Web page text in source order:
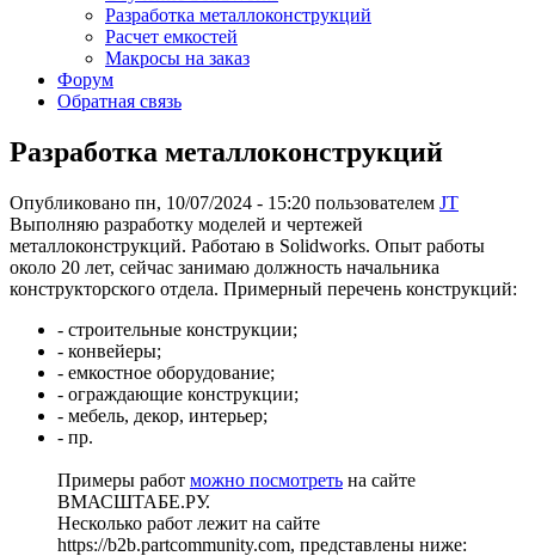
Разработка металлоконструкций
Расчет емкостей
Макросы на заказ
Форум
Обратная связь
Разработка металлоконструкций
Опубликовано пн, 10/07/2024 - 15:20 пользователем JT
Выполняю разработку моделей и чертежей
металлоконструкций. Работаю в Solidworks. Опыт работы
около 20 лет, сейчас занимаю должность начальника
конструкторского отдела. Примерный перечень конструкций:
- строительные конструкции;
- конвейеры;
- емкостное оборудование;
- ограждающие конструкции;
- мебель, декор, интерьер;
- пр.
Примеры работ можно посмотреть на сайте
ВМАСШТАБЕ.РУ.
Несколько работ лежит на сайте
https://b2b.partcommunity.com, представлены ниже: